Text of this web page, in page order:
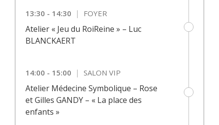
13:30 - 14:30 | FOYER
Atelier « Jeu du RoiReine » – Luc
BLANCKAERT
14:00 - 15:00 | SALON VIP
Atelier Médecine Symbolique – Rose
et Gilles GANDY – « La place des
enfants »